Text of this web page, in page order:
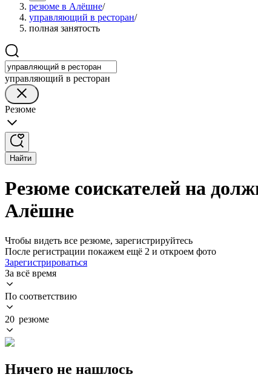
резюме в Алёшне/
управляющий в ресторан/
полная занятость
управляющий в ресторан
Резюме
Найти
Резюме соискателей на
Алёшне
Чтобы видеть все резюме, зарегистрируйтесь
После регистрации покажем ещё 2 и откроем фото
Зарегистрироваться
За всё время
По соответствию
20 резюме
Ничего не нашлось